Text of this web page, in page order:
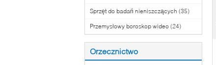
Sprzęt do badań nieniszczących (35)
Przemysłowy boroskop wideo (24)
Orzecznictwo